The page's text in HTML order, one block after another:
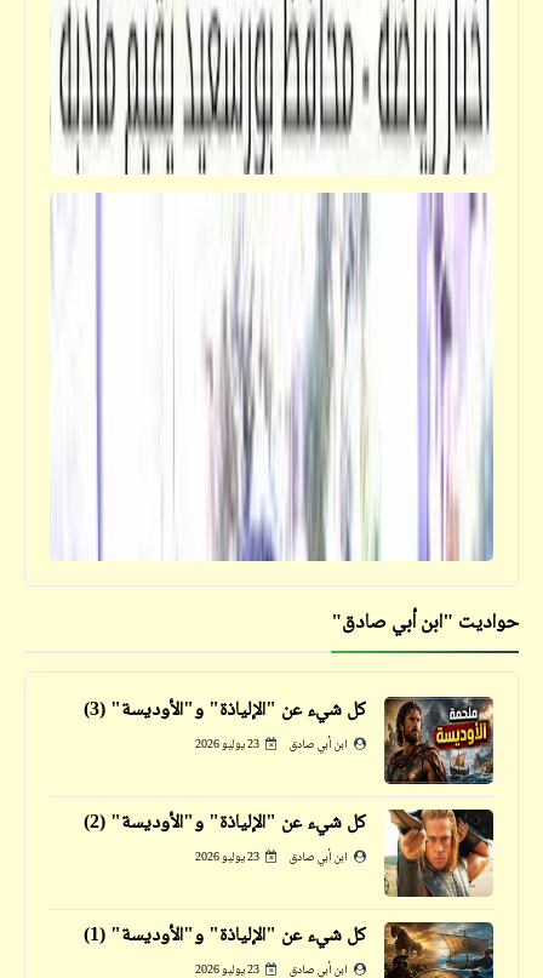
فيدراديو
الشهادات العلمية لا تصنع مثقفاً ولكن الثقافة
تخلق إنساناً | عم "سعيد" المثقف والإنسان
أسوأ الآباء والأمهات في عالم الحيوان
حكم
الشعوب المقهورة تسوء أخلاقها ... ابن خلدون
قصص_أرواح بلا قبور
"أرواح بلا قبور" | قبو الصرخات (1)
حواديت "ابن أبي صادق"
كل شيء عن "الإلياذة" و"الأوديسة" (3)
ابن أبي صادق 23 يوليو 2026
كل شيء عن "الإلياذة" و"الأوديسة" (2)
ابن أبي صادق 23 يوليو 2026
كل شيء عن "الإلياذة" و"الأوديسة" (1)
ابن أبي صادق 23 يوليو 2026